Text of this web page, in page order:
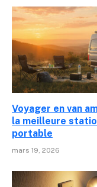
Voyager en van
la meilleure
portable
mars 19, 2026